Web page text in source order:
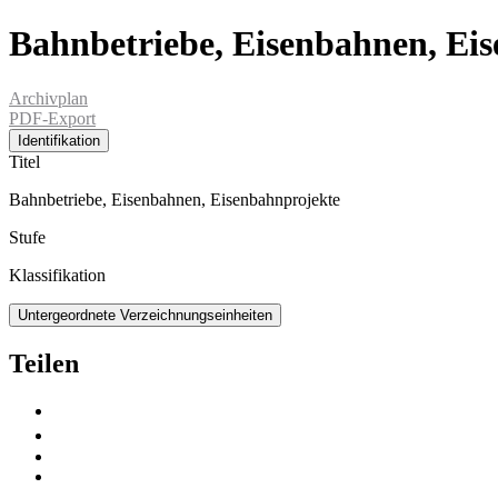
Bahnbetriebe, Eisenbahnen,
Archivplan
PDF-Export
Identifikation
Titel
Bahnbetriebe, Eisenbahnen, Eisenbahnprojekte
Stufe
Klassifikation
Untergeordnete Verzeichnungseinheiten
Teilen